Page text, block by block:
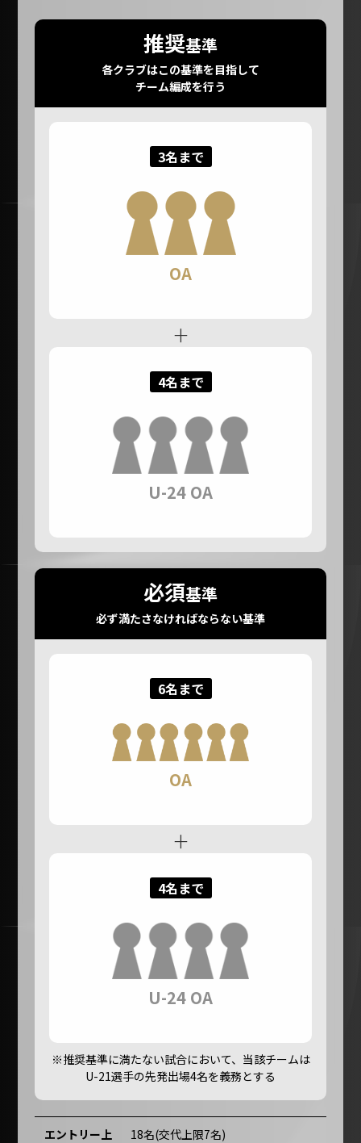
推奨基準
各クラブはこの基準を目指して
チーム編成を行う
3名まで
OA
+
4名まで
U-24 OA
必須基準
必ず満たさなければならない基準
6名まで
OA
+
4名まで
U-24 OA
※推奨基準に満たない試合において、当該チームは
U-21選手の先発出場4名を義務とする
エントリー上
18名(交代上限7名)